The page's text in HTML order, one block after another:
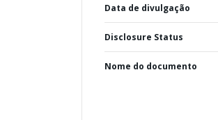
Data de divulgação
Disclosure Status
Nome do documento